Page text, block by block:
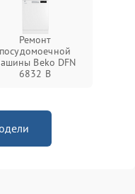
Ремонт
посудомоечной
Beko DFN
6832 B